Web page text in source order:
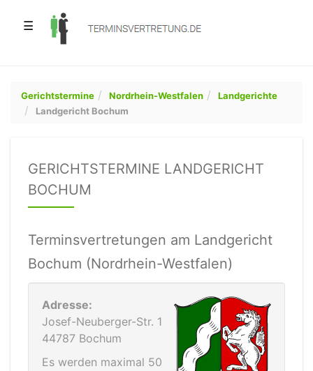
☰
Gerichtstermine Nordrhein-Westfalen
Landgerichte
Landgericht Bochum
GERICHTSTERMINE LANDGERICHT
BOCHUM
Terminsvertretungen am Landgericht
Bochum (Nordrhein-Westfalen)
Adresse:
Josef-Neuberger-Str. 1
44787 Bochum
Es werden maximal 50